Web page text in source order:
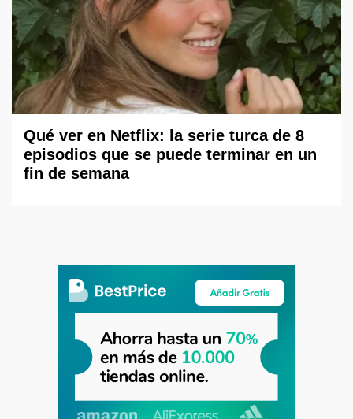
Qué ver en Netflix: la serie turca de 8
episodios que se puede terminar en un
fin de semana